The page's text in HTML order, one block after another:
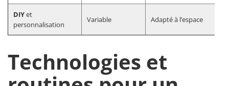
DIYet
personnalisation
Variable Adapté à l’espace
Technologies et